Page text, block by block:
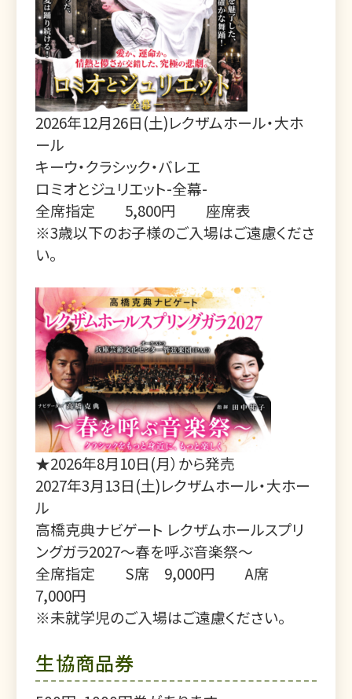
2026年12月26日(土)レクザムホール・大ホ
ール
キーウ・クラシック・バレエ
ロミオとジュリエット-全幕-
全席指定 5,800円 座席表
※3歳以下のお子様のご入場はご遠慮くださ
い。
★2026年8月10日(月）から発売
2027年3月13日(土)レクザムホール・大ホー
ル
高橋克典ナビゲート レクザムホールスプリ
ングガラ2027～春を呼ぶ音楽祭～
全席指定 S席 9,000円 A席
7,000円
※未就学児のご入場はご遠慮ください。
生協商品券